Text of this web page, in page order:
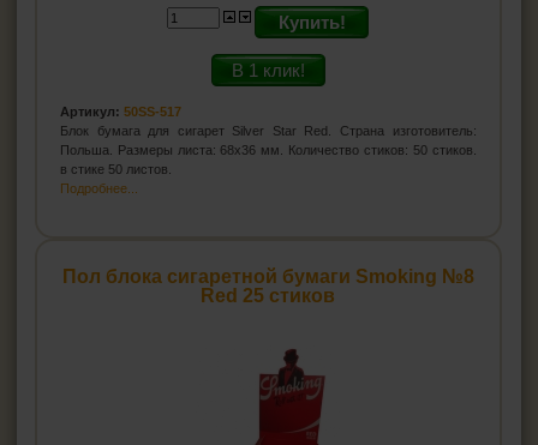
Купить!
В 1 клик!
Артикул: 50SS-517
Блок бумага для сигарет Silver Star Red. Страна изготовитель:
Польша. Размеры листа: 68х36 мм. Количество стиков: 50 стиков.
в стике 50 листов.
Подробнее...
Пол блока сигаретной бумаги Smoking №8
Red 25 стиков